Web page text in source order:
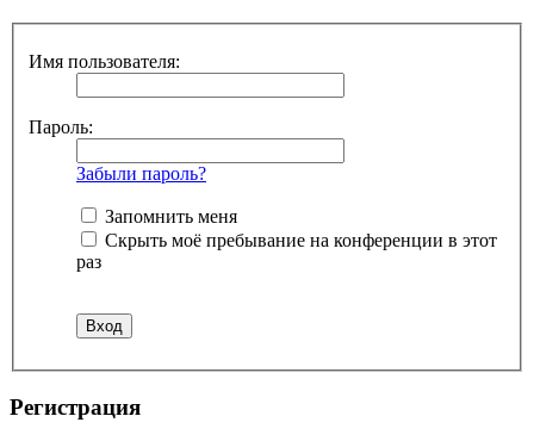
Имя пользователя:
Пароль:
Забыли пароль?
Запомнить меня
Скрыть моё пребывание на конференции в этот
раз
Регистрация